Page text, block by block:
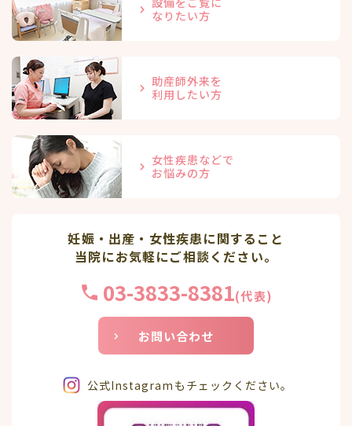
なりたい方
助産師外来を
利用したい方
女性疾患などで
お悩みの方
妊娠・出産・女性疾患に関すること
当院にお気軽にご相談ください。
03-3833-8381(代表)
お問い合わせ
公式Instagramもチェックください。